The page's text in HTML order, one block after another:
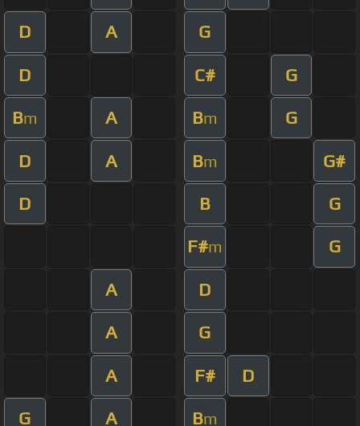
D A G
D C# G
Bm A Bm G
D A Bm G#
D B G
F#m G
A D
A G
A F# D
G A Bm